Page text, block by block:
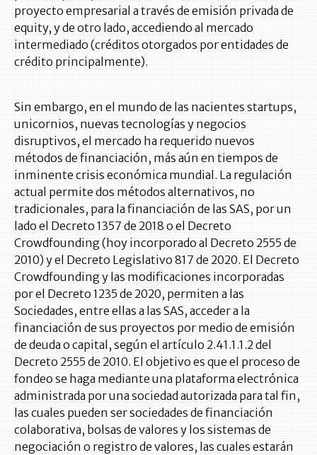
proyecto empresarial a través de emisión privada de
equity, y de otro lado, accediendo al mercado
intermediado (créditos otorgados por entidades de
crédito principalmente).
Sin embargo, en el mundo de las nacientes startups,
unicornios, nuevas tecnologías y negocios
disruptivos, el mercado ha requerido nuevos
métodos de financiación, más aún en tiempos de
inminente crisis económica mundial. La regulación
actual permite dos métodos alternativos, no
tradicionales, para la financiación de las SAS, por un
lado el Decreto 1357 de 2018 o el Decreto
Crowdfounding (hoy incorporado al Decreto 2555 de
2010) y el Decreto Legislativo 817 de 2020. El Decreto
Crowdfounding y las modificaciones incorporadas
por el Decreto 1235 de 2020, permiten a las
Sociedades, entre ellas a las SAS, acceder a la
financiación de sus proyectos por medio de emisión
de deuda o capital, según el artículo 2.41.1.1.2 del
Decreto 2555 de 2010. El objetivo es que el proceso de
fondeo se haga mediante una plataforma electrónica
administrada por una sociedad autorizada para tal fin,
las cuales pueden ser sociedades de financiación
colaborativa, bolsas de valores y los sistemas de
negociación o registro de valores, las cuales estarán